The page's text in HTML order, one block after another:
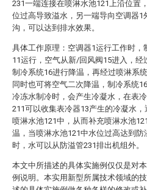
231一端连接在喷淋水池121上沿位置
位过高导致溢水，另一端导向空调器1
沟，可以达到排水效果。
具体工作原理：空调器1运行工作时，
11运行，空气从新/回风阀15进入，经
制冷系统16进行降温，再经过喷淋系
同时也可将空气二次降温，制冷系统
冷冻水制冷时，会产生冷凝水，在表
211可以收集表冷器13产生的冷凝水，
喷淋水池121中，从而补充喷淋水池
温，当喷淋水池121中水位过高达到防
时，水可以从防溢管231排出机组外。
本文中所描述的具体实施例仅仅是对
例说明。本实用新型所属技术领域的